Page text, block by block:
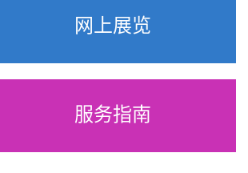
网上展览
服务指南